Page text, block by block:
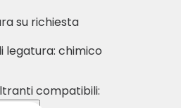
su richiesta
legatura: chimico
compatibili: